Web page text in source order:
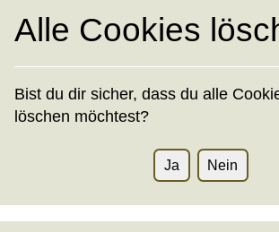
Alle Cookies
Bist du dir sicher, dass du alle
löschen möchtest?